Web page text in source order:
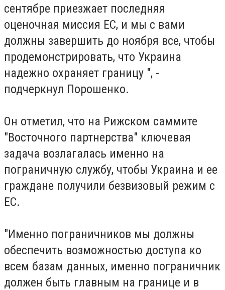
сентябре приезжает последняя
оценочная миссия ЕС, и мы с вами
должны завершить до ноября все, чтобы
продемонстрировать, что Украина
надежно охраняет границу ", -
подчеркнул Порошенко.
Он отметил, что на Рижском саммите
"Восточного партнерства" ключевая
задача возлагалась именно на
пограничную службу, чтобы Украина и ее
граждане получили безвизовый режим с
ЕС.
"Именно пограничников мы должны
обеспечить возможностью доступа ко
всем базам данных, именно пограничник
должен быть главным на границе и в